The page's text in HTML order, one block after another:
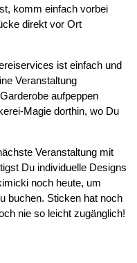
komm einfach vorbei
direkt vor Ort
ist einfach und
Veranstaltung
aufpeppen
Magie dorthin, wo Du
Veranstaltung mit
Du individuelle Designs
noch heute, um
buchen. Sticken hat noch
nie so leicht zugänglich!